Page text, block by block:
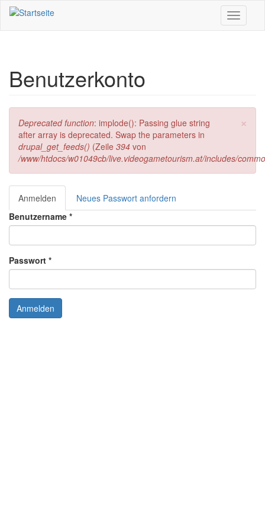
Direkt zum Inhalt
Toggle
Benutzerkonto
×
Fehlermeldung
Deprecated function: implode(): Passing glue string
after array is deprecated. Swap the parameters in
drupal_get_feeds() (Zeile 394 von
/www/htdocs/w01049cb/live.videogametourism.at/includes/
Haupt-Reiter
Anmelden (aktiver
Reiter)
Neues Passwort anfordern
Benutzername *
Passwort *
Anmelden